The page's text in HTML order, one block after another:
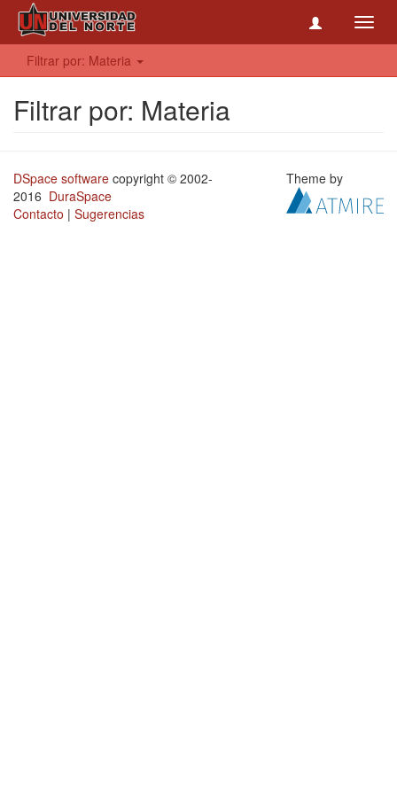
Filtrar por: Materia
Filtrar por: Materia
DSpace software copyright © 2002-
2016 DuraSpace
Contacto | Sugerencias
Theme by